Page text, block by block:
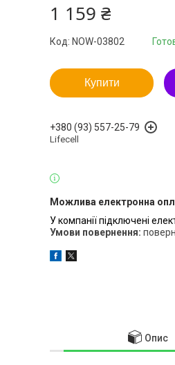
1 159 ₴
Код: NOW-03802
Купити
+380 (93) 557-25-79
Lifecell
У компанії підключені
Опис